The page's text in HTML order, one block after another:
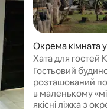
Окрема кімната у
Хата для гостей
Гостьовий
розташований
в маленькому «місті»
якісні ліжка з